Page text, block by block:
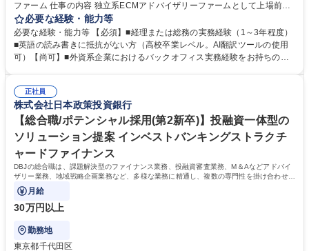
ファーム 仕事の内容 独立系ECMアドバイザリーファームとして上場前後
の資本市場戦略を設計する当社にて経理・総務をお任せします。基礎的な
バックオフィス業務からスタートし組織を支える専任担当として広く活躍
できる環境です。 ■日常経理、月次および年次決算サポート業務 ■本国
（グローバル）との英文メール対応（AI翻訳ツール等を使用しての対応で
業務をお任せします。残業も基本的には発生せず、ご自身のペースで業務
を進めやすく定着率の高い環境です。 募集職種 東京【経理・総務】週1日
出社程度のリモート中心/残業基本無/独立系ファーム
必要な経験・能力等
必要な経験・能力等 【必須】■経理または総務の実務経験（1～3年程度）
■英語の読み書きに抵抗がない方（高校卒業レベル。AI翻訳ツールの使用
可）【尚可】■外資系企業におけるバックオフィス実務経験をお持ちの方
【働き方について】現在は週4日程度の在宅勤務を実施しており、ワーク
ライフバランスを重視する方に最適な環境です（フルリモートも面接で相
談可）。【求める人物像】幅広いバックオフィス業務に柔軟に対応でき、
社内外と円滑にコミュニケーションを取りながら業務を推進できる方 学
歴・資格 学歴：大学院 大学 高専 短大 専修学校 高校 語学力： 資格：
正社員
株式会社日本政策投資銀行
【総合職/ポテンシャル採用(第2新卒)】投融資一体型の
ソリューション提案 インベストバンキングストラクチ
ャードファイナンス
DBJの総合職は、課題解決型のファイナンス業務、投融資審査業務、M＆Aなどアドバイ
ザリー業務、地域戦略企画業務など、多様な業務に精通し、複数の専門性を掛け合わせて
広く社会に貢献していく職種です。
月給
30万円以上
勤務地
東京都千代田区